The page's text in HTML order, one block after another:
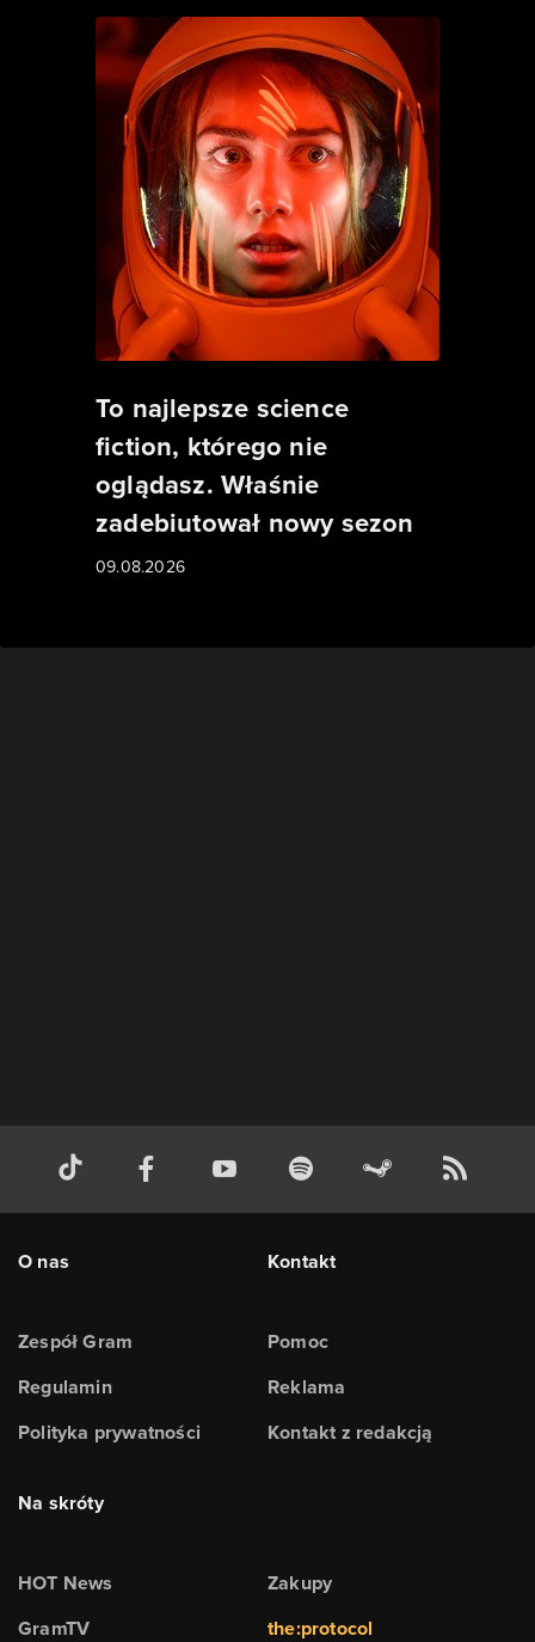
To najlepsze science
fiction, którego nie
oglądasz. Właśnie
zadebiutował nowy sezon
09.08.2026
O nas
Zespół Gram
Regulamin
Polityka prywatności
Kontakt
Pomoc
Reklama
Kontakt z redakcją
Na skróty
HOT News
GramTV
Zakupy
the:protocol